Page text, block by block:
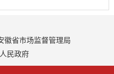
徽省市场监督管理局
民政府